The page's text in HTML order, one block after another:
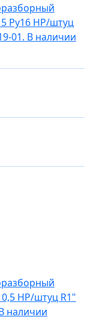
Ру16 НР/штуц
01. В наличии
НР/штуц R1"
наличии